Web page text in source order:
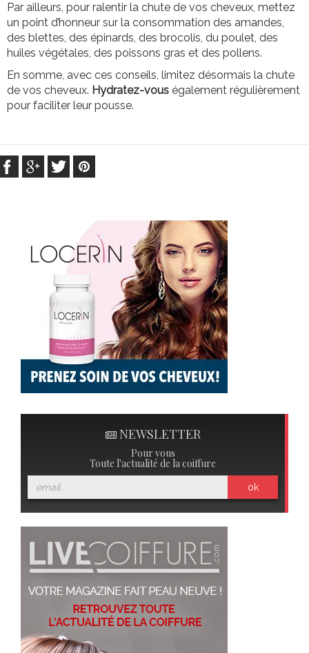
Par ailleurs, pour ralentir la chute de vos cheveux, mettez
un point d’honneur sur la consommation des amandes,
des blettes, des épinards, des brocolis, du poulet, des
huiles végétales, des poissons gras et des pollens.
En somme, avec ces conseils, limitez désormais la chute
de vos cheveux. Hydratez-vous également régulièrement
pour faciliter leur pousse.
NEWSLETTER
Pour vous
Toute l'actualité de la coiffure
ok